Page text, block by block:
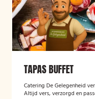
TAPAS BUFFET
Catering De Gelegenheid
Altijd vers, verzorgd en